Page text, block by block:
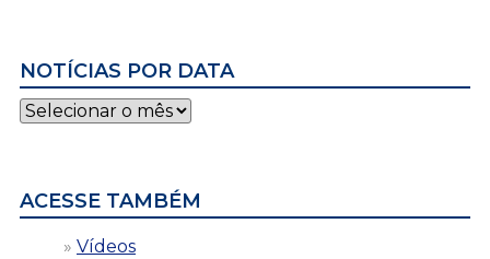
NOTÍCIAS POR DATA
Notícias
por
ACESSE TAMBÉM
Vídeos